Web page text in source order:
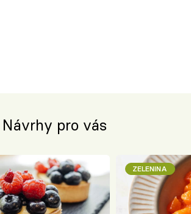
Návrhy pro vás
ZELENINA